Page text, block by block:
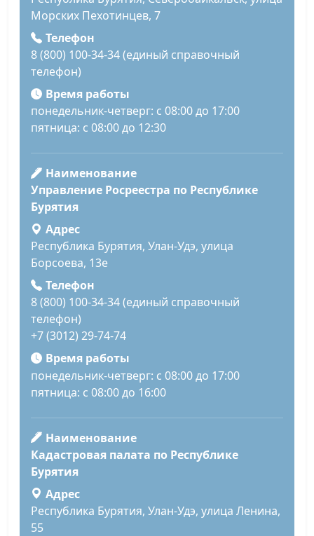
Морских Пехотинцев, 7
Телефон
8 (800) 100-34-34 (единый справочный
телефон)
Время работы
понедельник-четверг: с 08:00 до 17:00
пятница: с 08:00 до 12:30
Наименование
Управление Росреестра по Республике
Бурятия
Адрес
Республика Бурятия, Улан-Удэ, улица
Борсоева, 13е
Телефон
8 (800) 100-34-34 (единый справочный
телефон)
+7 (3012) 29-74-74
Время работы
понедельник-четверг: с 08:00 до 17:00
пятница: с 08:00 до 16:00
Наименование
Кадастровая палата по Республике
Бурятия
Адрес
Республика Бурятия, Улан-Удэ, улица Ленина,
55